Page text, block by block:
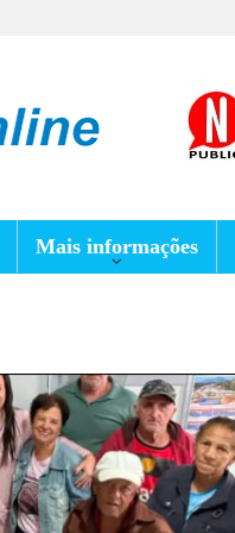
Mais informações